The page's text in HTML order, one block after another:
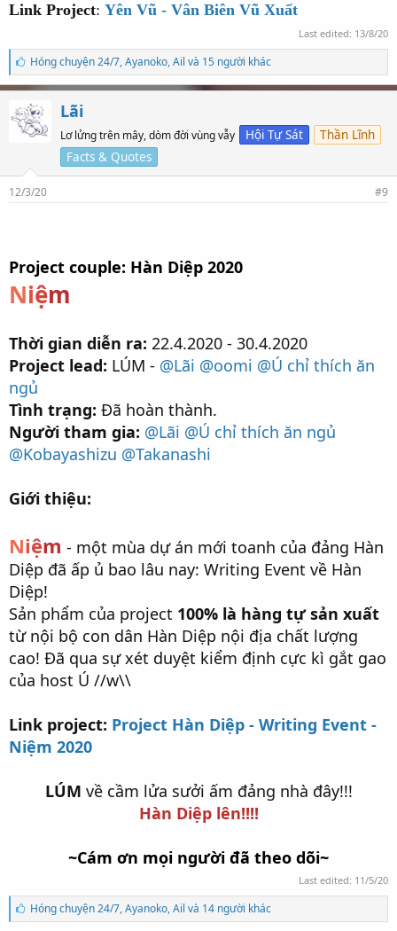
Link Project: Yên Vũ - Vân Biên Vũ Xuất
Last edited: 13/8/20
S
ố
l
ư
ợ
t
í
c
Hóng chuyện 24/7,Ayanoko,Ail và 15 người khác
Lãi
Lơ lửng trên mây, dòm đời vùng vẫy Hội Tự Sát
Thần Lĩnh
Facts & Quotes
12/3/20 #9
Project couple: Hàn Diệp 2020
Niệm
Thời gian diễn ra: 22.4.2020 - 30.4.2020
Project lead: LÚM - @Lãi @oomi @Ú chỉ thích ăn
ngủ
Tình trạng: Đã hoàn thành.
Người tham gia: @Lãi @Ú chỉ thích ăn ngủ
@Kobayashizu @Takanashi
Giới thiệu:
Niệm - một mùa dự án mới toanh của đảng Hàn
Diệp đã ấp ủ bao lâu nay: Writing Event về Hàn
Diệp!
Sản phẩm của project 100% là hàng tự sản xuất
từ nội bộ con dân Hàn Diệp nội địa chất lượng
cao! Đã qua sự xét duyệt kiểm định cực kì gắt gao
của host Ú //w\\
Link project: Project Hàn Diệp - Writing Event -
Niệm 2020
LÚM về cầm lửa sưởi ấm đảng nhà đây!!!
Hàn Diệp lên!!!!
~Cám ơn mọi người đã theo dõi~
Last edited: 11/5/20
S
ố
Hóng chuyện 24/7,Ayanoko,Ail và 14 người khác